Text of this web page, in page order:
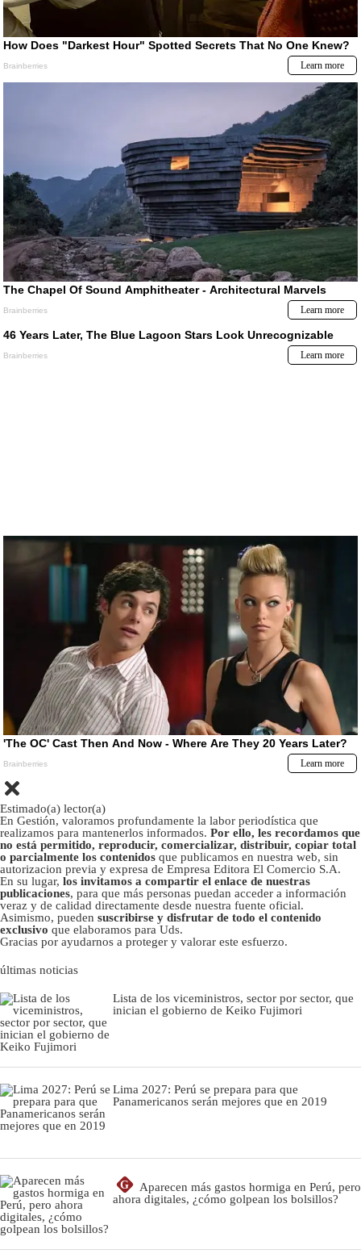
Estimado(a) lector(a)
En Gestión, valoramos profundamente la labor periodística que
realizamos para mantenerlos informados. Por ello, les recordamos que
no está permitido, reproducir, comercializar, distribuir, copiar total
o parcialmente los contenidos que publicamos en nuestra web, sin
autorizacion previa y expresa de Empresa Editora El Comercio S.A.
En su lugar, los invitamos a compartir el enlace de nuestras
publicaciones, para que más personas puedan acceder a información
veraz y de calidad directamente desde nuestra fuente oficial.
Asimismo, pueden suscribirse y disfrutar de todo el contenido
exclusivo que elaboramos para Uds.
Gracias por ayudarnos a proteger y valorar este esfuerzo.
últimas noticias
Lista de los viceministros, sector por sector, que
inician el gobierno de Keiko Fujimori
Lima 2027: Perú se prepara para que
Panamericanos serán mejores que en 2019
G
Aparecen más gastos hormiga en Perú, pero
ahora digitales, ¿cómo golpean los bolsillos?